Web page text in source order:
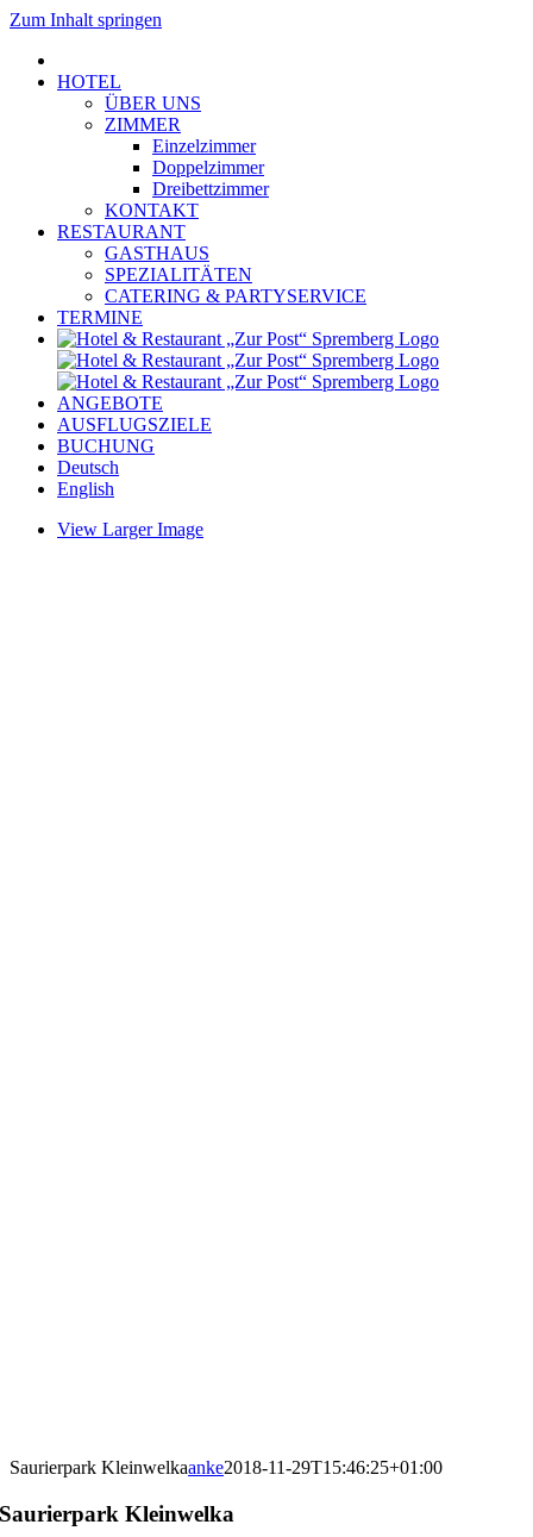
Zum Inhalt springen
HOTEL
ÜBER UNS
ZIMMER
Einzelzimmer
Doppelzimmer
Dreibettzimmer
KONTAKT
RESTAURANT
GASTHAUS
SPEZIALITÄTEN
CATERING & PARTYSERVICE
TERMINE
ANGEBOTE
AUSFLUGSZIELE
BUCHUNG
Deutsch
English
View Larger Image
Saurierpark Kleinwelkaanke2018-11-29T15:46:25+01:00
Saurierpark Kleinwelka